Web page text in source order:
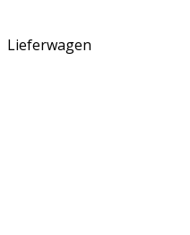
Lieferwagen